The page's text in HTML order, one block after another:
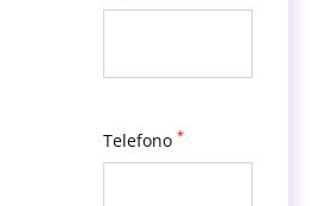
Telefono*